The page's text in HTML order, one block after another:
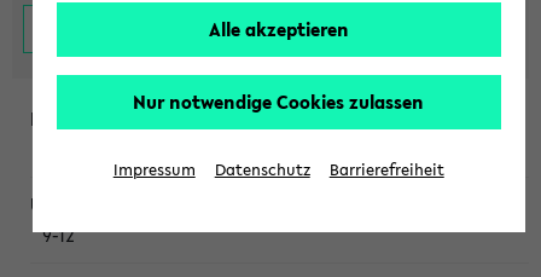
9-12
Alle akzeptieren
Nur notwendige Cookies zulassen
Impressum Datenschutz Barrierefreiheit